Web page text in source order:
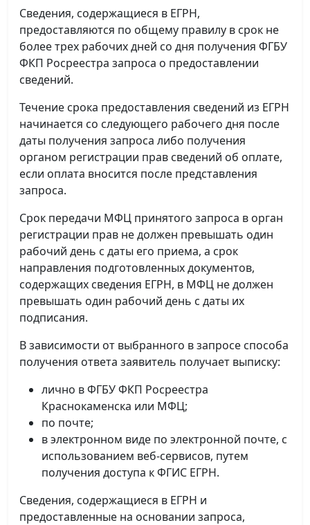
Сведения, содержащиеся в ЕГРН,
предоставляются по общему правилу в срок не
более трех рабочих дней со дня получения ФГБУ
ФКП Росреестра запроса о предоставлении
сведений.
Течение срока предоставления сведений из ЕГРН
начинается со следующего рабочего дня после
даты получения запроса либо получения
органом регистрации прав сведений об оплате,
если оплата вносится после представления
запроса.
Срок передачи МФЦ принятого запроса в орган
регистрации прав не должен превышать один
рабочий день с даты его приема, а срок
направления подготовленных документов,
содержащих сведения ЕГРН, в МФЦ не должен
превышать один рабочий день с даты их
подписания.
В зависимости от выбранного в запросе способа
получения ответа заявитель получает выписку:
лично в ФГБУ ФКП Росреестра
Краснокаменска или МФЦ;
по почте;
в электронном виде по электронной почте, с
использованием веб-сервисов, путем
получения доступа к ФГИС ЕГРН.
Сведения, содержащиеся в ЕГРН и
предоставленные на основании запроса,